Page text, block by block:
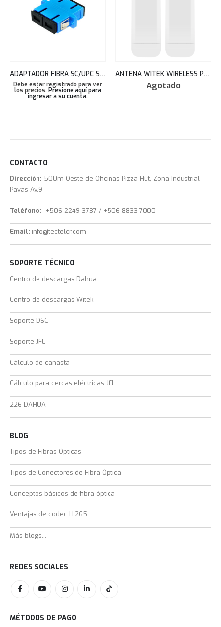
ADAPTADOR FIBRA SC/UPC SM DUPLEX AZUL TEKLINK
Debe estar registrado para ver
los precios. Presione aquí para
ingresar a su cuenta.
ANTENA WITEK WIRELESS PTP LINK KIT 5.8GHZ POE + PASSTHROUGH+CLOUD SUPPORT 5KM WI-CPE513P-KIT V3
Agotado
CONTACTO
Dirección: 500m Oeste de Oficinas Pizza Hut, Zona Industrial
Pavas Av.9
Teléfono: +506 2249-3737 / +506 8833-7000
Email: info@tectelcr.com
SOPORTE TÉCNICO
Centro de descargas Dahua
Centro de descargas Witek
Soporte DSC
Soporte JFL
Cálculo de canasta
Cálculo para cercas eléctricas JFL
226-DAHUA
BLOG
Tipos de Fibras Ópticas
Tipos de Conectores de Fibra Óptica
Conceptos básicos de fibra óptica
Ventajas de codec H.265
Más blogs...
REDES SOCIALES
MÉTODOS DE PAGO